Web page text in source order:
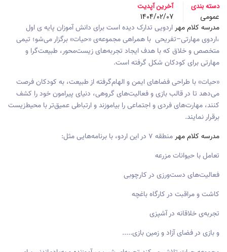
دسته بندی
عمومی
آخرین آپدیت
1404/02/07
مدرسه کلام مهراردویی تدارک دیده است برای دانش آموزان پایه ی اول
،اردوی مهارتی–تفریحی با همراهی مجموعه‌ی «حیات» برگزار می‌شو؛ تیمی
متخصص و خلاق که با هدف ایجاد تجربه‌های زیست‌محور، طبیعت‌گرا و
مهارتی برای کودکان شکل گرفته است.
«حیات» با طراحی فضاهای ایمن و الهام‌گرفته از طبیعت، به کودکان فرصت
می‌دهد تا در قالب بازی و فعالیت‌های گروهی، دنیای پیرامون خود را کشف
کنند، مهارت‌های فردی و اجتماعی را بیاموزند و ارتباطی عمیق‌تر با محیط‌زیست
برقرار نمایند.
مدرسه کلام مهرمنطقه 7 در این اردو، با برنامه‌هایی مثل:
تعامل با حیوانات مزرعه
فعالیت‌های دست‌ورزی در کارچوبی
کاشت و مراقبت در کارگاه باغچه
تجربه‌ی خلاقانه در آشپزی
و بازی در فضای آزاد و زمین بازی.....